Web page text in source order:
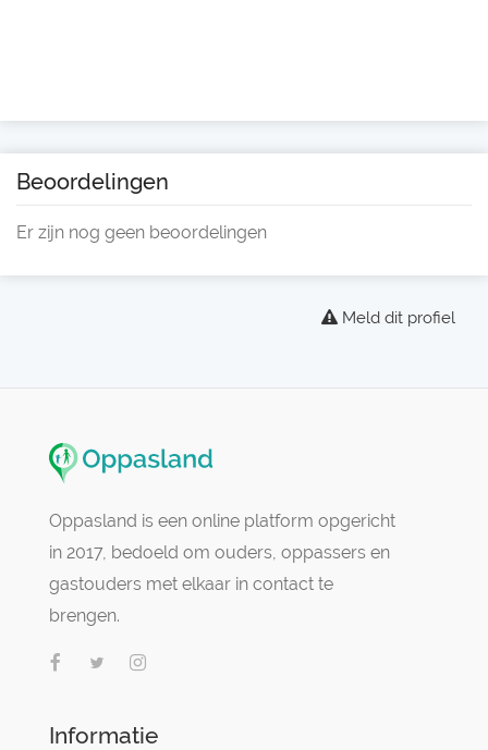
Beoordelingen
Er zijn nog geen beoordelingen
Meld dit profiel
Oppasland is een online platform opgericht
in 2017, bedoeld om ouders, oppassers en
gastouders met elkaar in contact te
brengen.
Informatie